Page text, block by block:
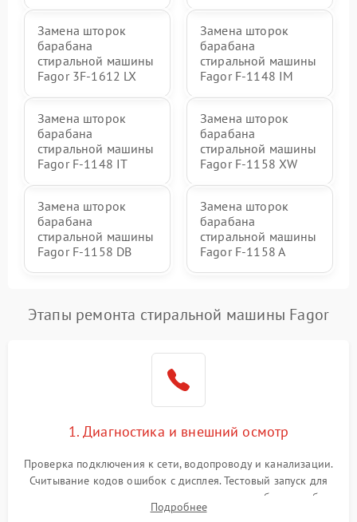
Замена шторок
барабана
стиральной машины
Fagor 3F-1612 LX
Замена шторок
барабана
стиральной машины
Fagor F-1148 IM
Замена шторок
барабана
стиральной машины
Fagor F-1148 IT
Замена шторок
барабана
стиральной машины
Fagor F-1158 XW
Замена шторок
барабана
стиральной машины
Fagor F-1158 DB
Замена шторок
барабана
стиральной машины
Fagor F-1158 A
Этапы ремонта стиральной машины Fagor
1. Диагностика и внешний осмотр
Проверка подключения к сети, водопроводу и канализации.
Считывание кодов ошибок с дисплея. Тестовый запуск для
выявления посторонних шумов, протечек или сбоев в работе
электронного модуля управления.
Подробнее